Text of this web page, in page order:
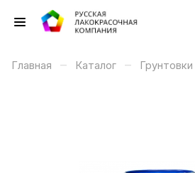
Главная – Каталог – Грунтовки